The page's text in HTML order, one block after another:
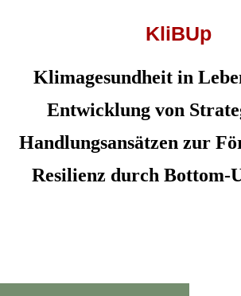
KliBUp
Klimagesundheit in
Entwicklung von
Handlungsansätzen zur
Resilienz durch Bottom-